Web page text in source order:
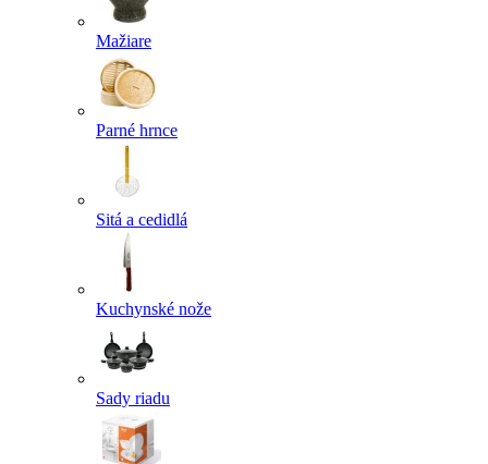
Mažiare
Parné hrnce
Sitá a cedidlá
Kuchynské nože
Sady riadu